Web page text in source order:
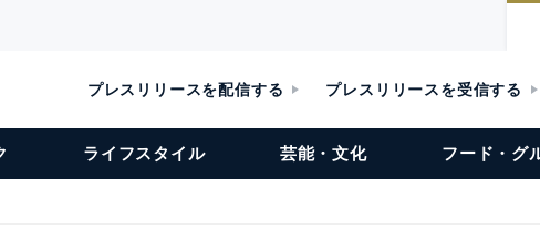
プレスリリースを配信する プレスリリースを受信する
ライフスタイル 芸能・文化 フード・グ